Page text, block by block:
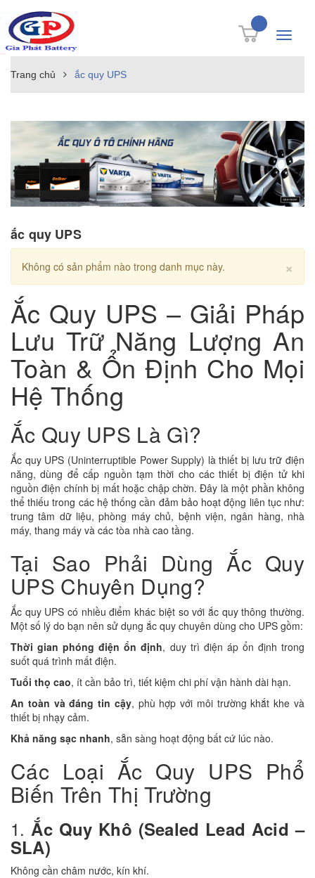
Toggle
Trang chủ ắc quy UPS
ắc quy UPS
×
Không có sản phẩm nào trong danh mục này.
Ắc Quy UPS – Giải Pháp
Lưu Trữ Năng Lượng An
Toàn & Ổn Định Cho Mọi
Hệ Thống
Ắc Quy UPS Là Gì?
Ắc quy UPS (Uninterruptible Power Supply) là thiết bị lưu trữ điện
năng, dùng để cấp nguồn tạm thời cho các thiết bị điện tử khi
nguồn điện chính bị mất hoặc chập chờn. Đây là một phần không
thể thiếu trong các hệ thống cần đảm bảo hoạt động liên tục như:
trung tâm dữ liệu, phòng máy chủ, bệnh viện, ngân hàng, nhà
máy, thang máy và các tòa nhà cao tầng.
Tại Sao Phải Dùng Ắc Quy
UPS Chuyên Dụng?
Ắc quy UPS có nhiều điểm khác biệt so với ắc quy thông thường.
Một số lý do bạn nên sử dụng ắc quy chuyên dùng cho UPS gồm:
Thời gian phóng điện ổn định, duy trì điện áp ổn định trong
suốt quá trình mất điện.
Tuổi thọ cao, ít cần bảo trì, tiết kiệm chi phí vận hành dài hạn.
An toàn và đáng tin cậy, phù hợp với môi trường khắt khe và
thiết bị nhạy cảm.
Khả năng sạc nhanh, sẵn sàng hoạt động bất cứ lúc nào.
Các Loại Ắc Quy UPS Phổ
Biến Trên Thị Trường
1. Ắc Quy Khô (Sealed Lead Acid –
SLA)
Không cần châm nước, kín khí.